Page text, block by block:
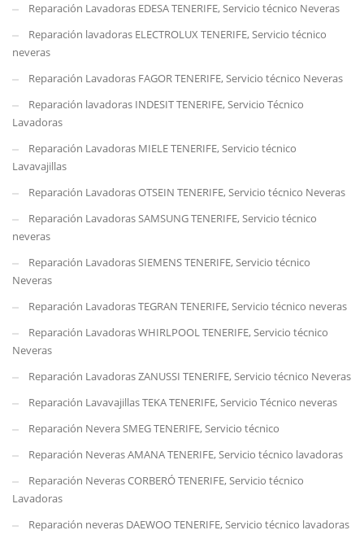
Reparación Lavadoras EDESA TENERIFE, Servicio técnico Neveras
Reparación lavadoras ELECTROLUX TENERIFE, Servicio técnico
neveras
Reparación Lavadoras FAGOR TENERIFE, Servicio técnico Neveras
Reparación lavadoras INDESIT TENERIFE, Servicio Técnico
Lavadoras
Reparación Lavadoras MIELE TENERIFE, Servicio técnico
Lavavajillas
Reparación Lavadoras OTSEIN TENERIFE, Servicio técnico Neveras
Reparación Lavadoras SAMSUNG TENERIFE, Servicio técnico
neveras
Reparación Lavadoras SIEMENS TENERIFE, Servicio técnico
Neveras
Reparación Lavadoras TEGRAN TENERIFE, Servicio técnico neveras
Reparación Lavadoras WHIRLPOOL TENERIFE, Servicio técnico
Neveras
Reparación Lavadoras ZANUSSI TENERIFE, Servicio técnico Neveras
Reparación Lavavajillas TEKA TENERIFE, Servicio Técnico neveras
Reparación Nevera SMEG TENERIFE, Servicio técnico
Reparación Neveras AMANA TENERIFE, Servicio técnico lavadoras
Reparación Neveras CORBERÓ TENERIFE, Servicio técnico
Lavadoras
Reparación neveras DAEWOO TENERIFE, Servicio técnico lavadoras